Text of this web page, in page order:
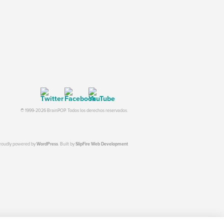
© 1999-2026 BrainPOP. Todos los derechos reservados.
powered byWordPress. Built bySlipFire Web Development